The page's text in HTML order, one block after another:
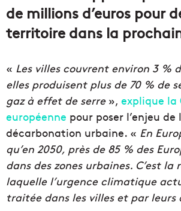
de millions d’euros pour
territoire dans la
« Les villes couvrent environ 3 %
elles produisent plus de 70 % de
gaz à effet de serre», explique la
européenne pour poser l’enjeu de
décarbonation urbaine. « En
qu’en 2050, près de 85 % des
dans des zones urbaines. C’est la
laquelle l’urgence climatique
traitée dans les villes et par leurs